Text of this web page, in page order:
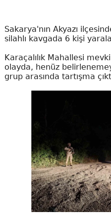
Sakarya'nın Akyazı
silahlı kavgada 6 kişi
Karaçalılık Mahallesi
olayda, henüz
grup arasında tartışma